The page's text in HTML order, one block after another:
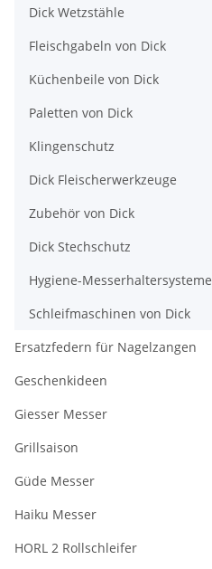
Dick Wetzstähle
Fleischgabeln von Dick
Küchenbeile von Dick
Paletten von Dick
Klingenschutz
Dick Fleischerwerkzeuge
Zubehör von Dick
Dick Stechschutz
Hygiene-Messerhaltersysteme
Schleifmaschinen von Dick
Ersatzfedern für Nagelzangen
Geschenkideen
Giesser Messer
Grillsaison
Güde Messer
Haiku Messer
HORL 2 Rollschleifer